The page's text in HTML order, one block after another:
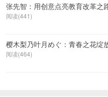
张先智：用创意点亮教育改革之
阅读(441)
樱木梨乃叶月めぐ：青春之花绽
阅读(464)